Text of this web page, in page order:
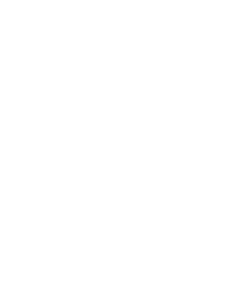
телевиденье, надежное и быстрое продвижение вашей рекламы!